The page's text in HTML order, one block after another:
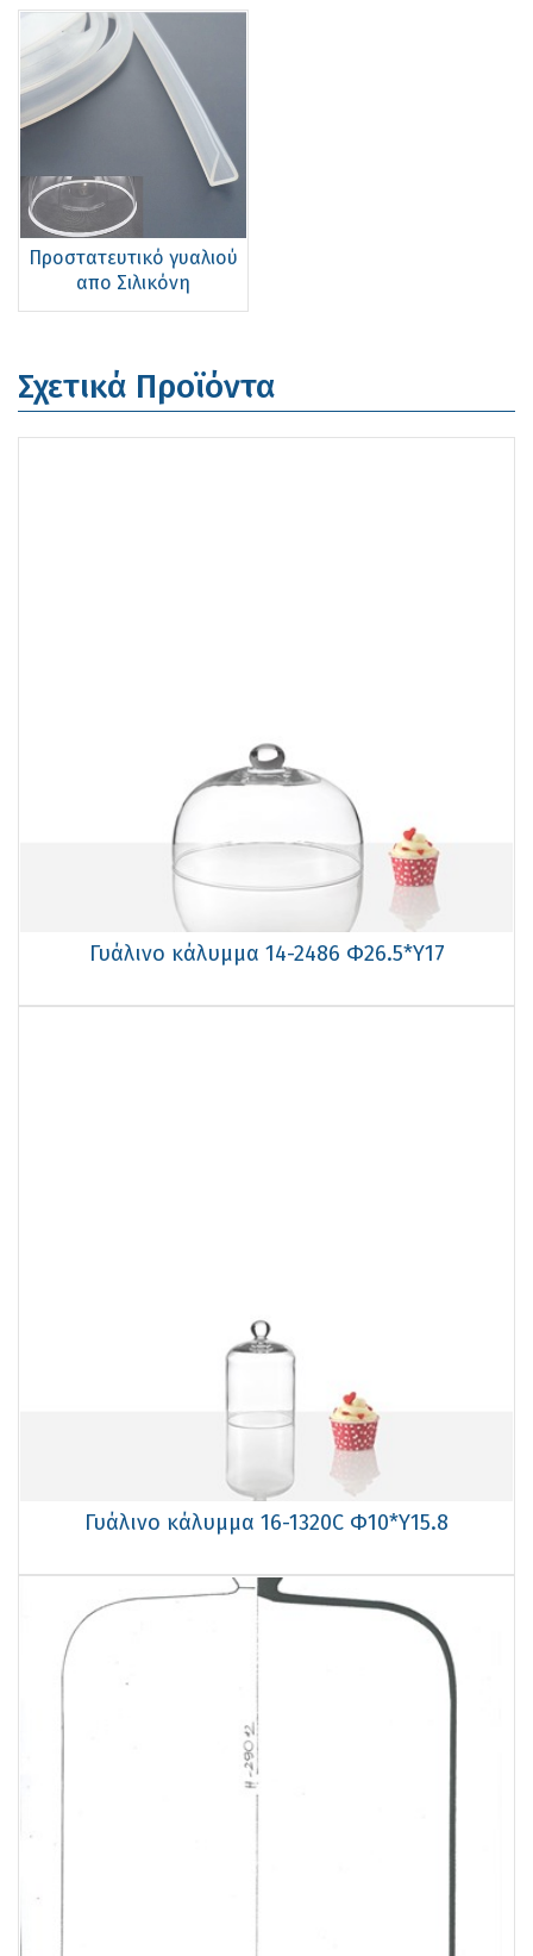
Προστατευτικό γυαλιού
απο Σιλικόνη
Σχετικά Προϊόντα
Γυάλινο κάλυμμα 14-2486 Φ26.5*Υ17
Γυάλινο κάλυμμα 16-1320C Φ10*Υ15.8